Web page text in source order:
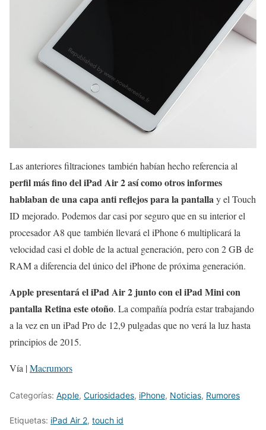
Las anteriores filtraciones también habían hecho referencia al
perfil más fino del iPad Air 2 así como otros informes
hablaban de una capa anti reflejos para la pantallay el Touch
ID mejorado. Podemos dar casi por seguro que en su interior el
procesador A8 que también llevará el iPhone 6 multiplicará la
velocidad casi el doble de la actual generación, pero con 2 GB de
RAM a diferencia del único del iPhone de próxima generación.
Apple presentará el iPad Air 2 junto con el iPad Mini con
pantalla Retina este otoño. La compañía podría estar trabajando
a la vez en un iPad Pro de 12,9 pulgadas que no verá la luz hasta
principios de 2015.
Vía |Macrumors
Categorías: Apple, Curiosidades, iPhone, Noticias, Rumores
Etiquetas: iPad Air 2, touch id